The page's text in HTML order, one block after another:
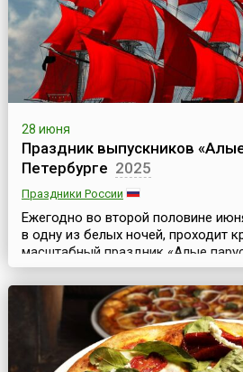
28 июня
Праздник выпускников
Петербурге 2025
Праздники России
Ежегодно во второй половине
в одну из белых ночей, проходит
масштабный праздник «Алые
общегородской праздник
северной столицы России. Хотя
него нет, но, как правило, он
максимально ближайшую к самой
никогда не 22 июня — День
праздника...